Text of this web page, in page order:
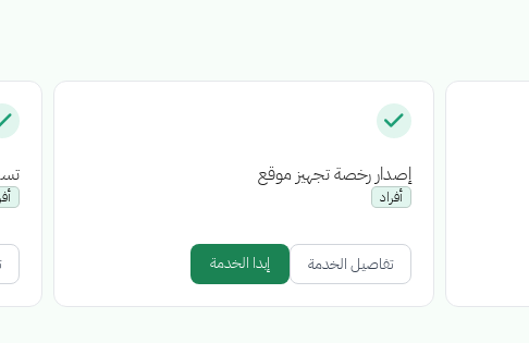
إصدار رخصة تجهيز موقع
أفراد
تفاصيل الخدمة إبدا الخدمة